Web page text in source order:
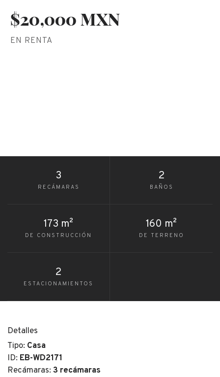
$20,000 MXN
EN RENTA
3
RECÁMARAS
2
BAÑOS
173 m²
DE CONSTRUCCIÓN
160 m²
DE TERRENO
2
ESTACIONAMIENTOS
Detalles
Tipo: Casa
ID: EB-WD2171
Recámaras: 3 recámaras